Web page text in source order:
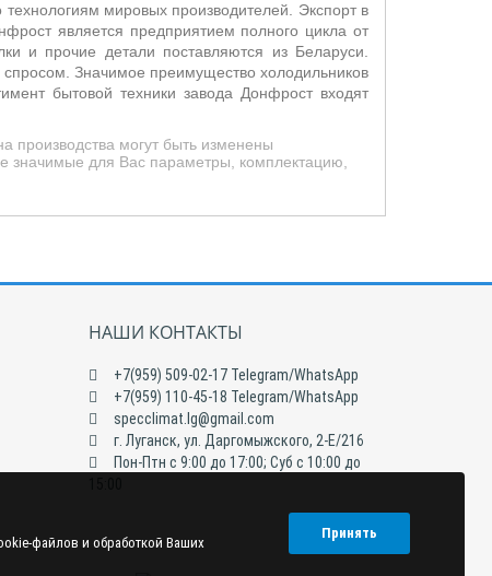
мировых производителей. Экспорт в
является предприятием полного цикла от
и прочие детали поставляются из Беларуси.
Значимое преимущество холодильников
бытовой техники завода Донфрост входят
производства могут быть изменены
значимые для Вас параметры, комплектацию,
НАШИ КОНТАКТЫ
+7(959) 509-02-17 Telegram/WhatsApp
+7(959) 110-45-18 Telegram/WhatsApp
specclimat.lg@gmail.com
г. Луганск, ул. Даргомыжского, 2-Е/216
Пон-Птн с 9:00 до 17:00; Суб с 10:00 до
файлов и обработкой Ваших
Принять